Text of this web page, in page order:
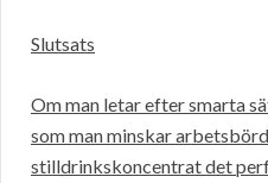
Slutsats
Om man letar efter smarta
som man minskar
stilldrinkskoncentrat det